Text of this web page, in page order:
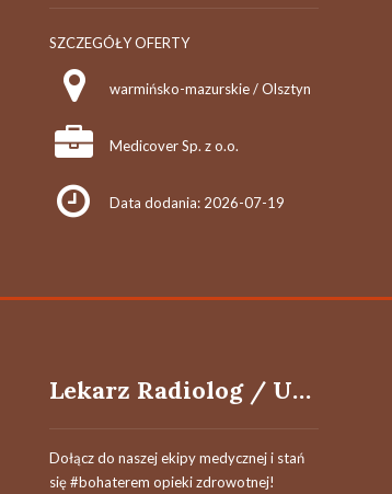
SZCZEGÓŁY OFERTY
warmińsko-mazurskie / Olsztyn
Medicover Sp. z o.o.
Data dodania: 2026-07-19
Lekarz Radiolog / Ultrasonografista / Lekarka Radiolożka / Ultrasonografistka
Dołącz do naszej ekipy medycznej i stań
się #bohaterem opieki zdrowotnej!